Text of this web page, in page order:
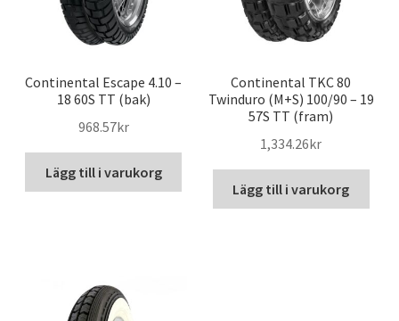
Continental Escape 4.10 –
18 60S TT (bak)
968.57kr
Lägg till i varukorg
Continental TKC 80
Twinduro (M+S) 100/90 – 19
57S TT (fram)
1,334.26kr
Lägg till i varukorg